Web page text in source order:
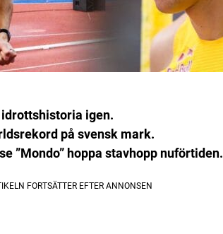
igen.
på svensk mark.
”Mondo” hoppa stavhopp nuförtiden.